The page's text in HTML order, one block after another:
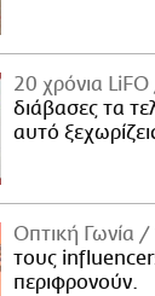
20 χρόνια LiFO
διάβασες τα
αυτό
Οπτική Γωνία
τους
περιφρονούν.